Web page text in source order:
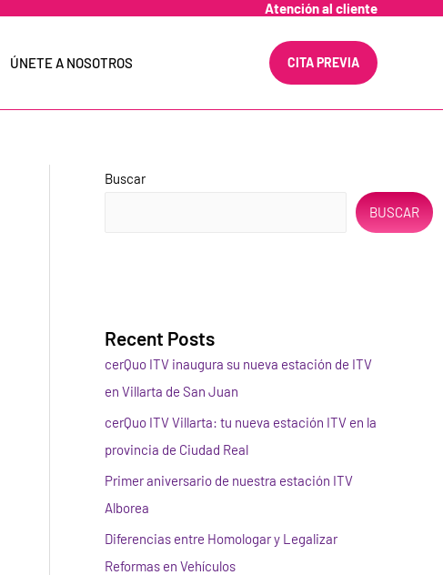
Atención al cliente
ÚNETE A NOSOTROS CITA PREVIA
Buscar
BUSCAR
Recent Posts
cerQuo ITV inaugura su nueva estación de ITV
en Villarta de San Juan
cerQuo ITV Villarta: tu nueva estación ITV en la
provincia de Ciudad Real
Primer aniversario de nuestra estación ITV
Alborea
Diferencias entre Homologar y Legalizar
Reformas en Vehículos